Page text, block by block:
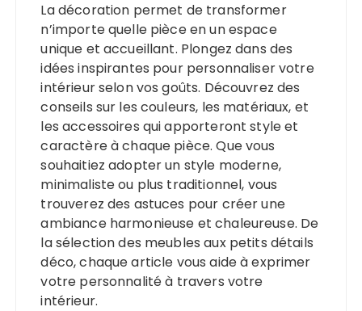
La décoration permet de transformer
n’importe quelle pièce en un espace
unique et accueillant. Plongez dans des
idées inspirantes pour personnaliser votre
intérieur selon vos goûts. Découvrez des
conseils sur les couleurs, les matériaux, et
les accessoires qui apporteront style et
caractère à chaque pièce. Que vous
souhaitiez adopter un style moderne,
minimaliste ou plus traditionnel, vous
trouverez des astuces pour créer une
ambiance harmonieuse et chaleureuse. De
la sélection des meubles aux petits détails
déco, chaque article vous aide à exprimer
votre personnalité à travers votre
intérieur.